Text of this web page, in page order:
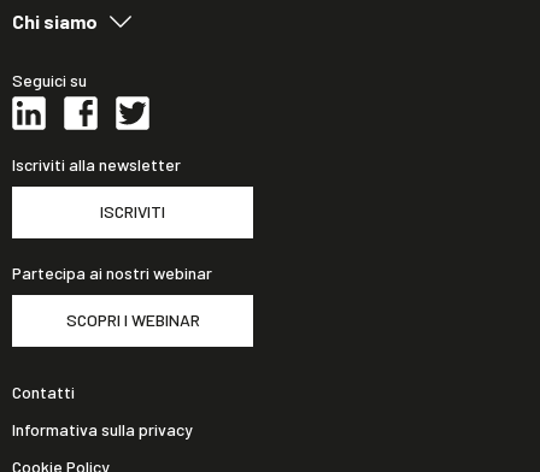
Chi siamo
Seguici su
Iscriviti alla newsletter
ISCRIVITI
Partecipa ai nostri webinar
SCOPRI I WEBINAR
Contatti
Informativa sulla privacy
Cookie Policy